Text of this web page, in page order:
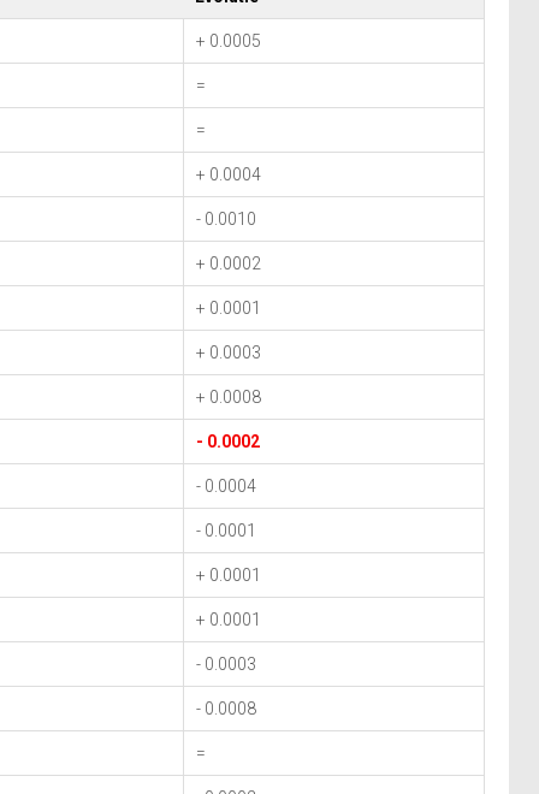
+ 0.0005
=
=
+ 0.0004
- 0.0010
+ 0.0002
+ 0.0001
+ 0.0003
+ 0.0008
- 0.0002
- 0.0004
- 0.0001
+ 0.0001
+ 0.0001
- 0.0003
- 0.0008
=